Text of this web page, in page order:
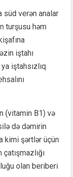
süd verən analar
turşusu həm
iştahı
iştahsızlıq
(vitamin B1) və
də dəmirin
kimi şərtlər üçün
olan beriberi